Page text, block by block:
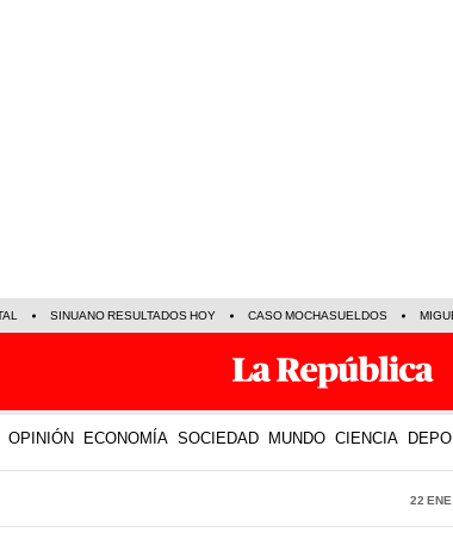
SINUANO RESULTADOS HOY CASO MOCHASUELDOS
OPINIÓN ECONOMÍA SOCIEDAD MUNDO CIENCIA
22